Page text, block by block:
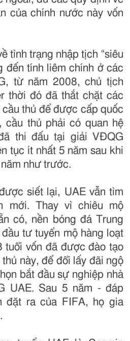
của chính nước này vốn
tình trạng nhập tịch “siêu
đến tính liêm chính ở các
từ năm 2008, chủ tịch
thời đó đã thắt chặt các
thủ để được cấp quốc
cầu thủ phải có quan hệ
thi đấu tại giải VĐQG
tục ít nhất 5 năm sau khi
như trước.
siết lại, UAE vẫn tìm
mới. Thay vì chiêu mộ
có, nền bóng đá Trung
tư tuyển mộ hàng loạt
tuổi vốn đã được đào tạo
này, để đổi lấy đãi ngộ
bắt đầu sự nghiệp nhà
UAE. Sau 5 năm - đáp
đặt ra của FIFA, họ gia